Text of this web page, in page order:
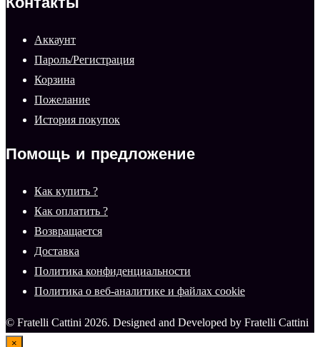
Контакты
Аккаунт
Пароль/Регистрация
Корзина
Пожелание
История покупок
Помощь и предложение
Как купить ?
Как оплатить ?
Возвращается
Доставка
Политика конфиденциальности
Политика о веб-аналитике и файлах cookie
© Fratelli Cattini 2026. Designed and Developed by Fratelli Cattini
×